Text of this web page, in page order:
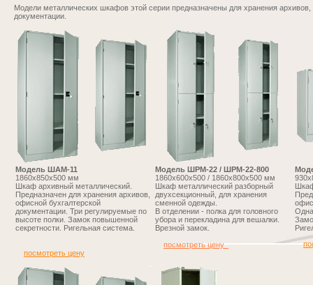
Модели металлических шкафов этой серии предназначены для хранения архивов,
документации.
Модель ШАМ-11
1860х850х500 мм
Шкаф архивный металлический.
Предназначен для хранения архивов,
офисной бухгалтерской
документации. Три регулируемые по
высоте полки. Замок повышенной
секретности. Ригельная система.
посмотреть цену
Модель ШРМ-22 / ШРМ-22-800
1860х600х500 / 1860х800х500 мм
Шкаф металлический разборный
двухсекционный, для хранения
сменной одежды.
В отделении - полка для головного
убора и перекладина для вешалки.
Врезной замок.
посмотреть цену